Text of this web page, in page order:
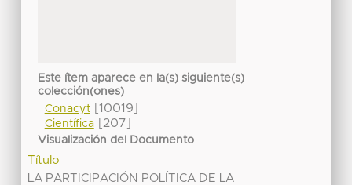
Este ítem aparece en la(s) siguiente(s)
colección(ones)
Conacyt[10019]
Científica[207]
Visualización del Documento
Título
LA PARTICIPACIÓN POLÍTICA DE LA